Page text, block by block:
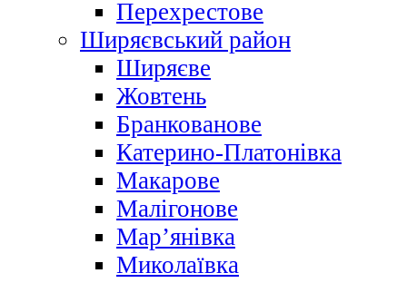
Перехрестове
Ширяєвський район
Ширяєве
Жовтень
Бранкованове
Катерино-Платонівка
Макарове
Малігонове
Мар’янівка
Миколаївка